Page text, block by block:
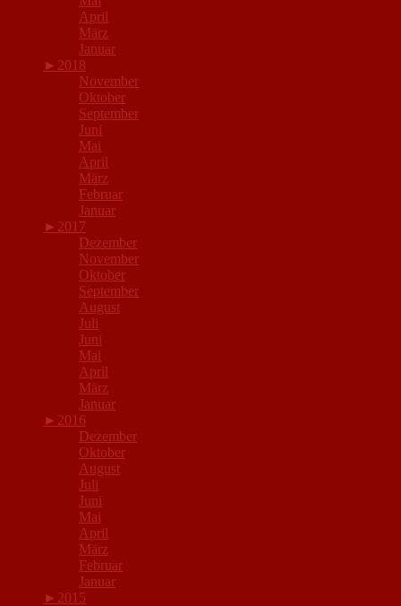
April
März
Januar
► 2018
November
Oktober
September
Juni
Mai
April
März
Februar
Januar
► 2017
Dezember
November
Oktober
September
August
Juli
Juni
Mai
April
März
Januar
► 2016
Dezember
Oktober
August
Juli
Juni
Mai
April
März
Februar
Januar
► 2015